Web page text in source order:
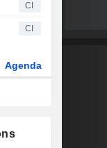
CI
CI
Agenda